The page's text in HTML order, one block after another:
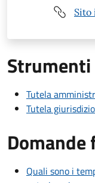
Sito
Tutela
Tutela
Quali sono i